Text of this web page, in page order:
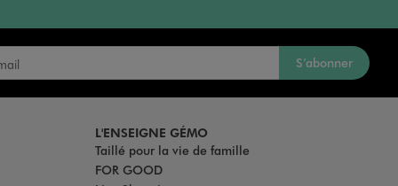
S’abonner
L'ENSEIGNE GÉMO
Taillé pour la vie de famille
FOR GOOD